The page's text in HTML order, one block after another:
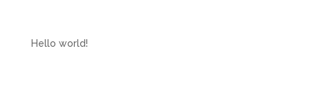
Hello world!